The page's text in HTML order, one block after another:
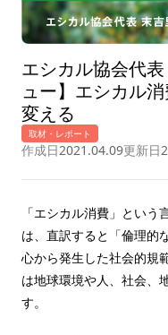
取材・レポート
作成日2021.04.09更新日
エシカル協会代
ュー】エシカル
変える
「エシカル消費」とい
は、直訳すると「倫理的
心から発生した社会的規
は地球環境や人、社会、
す。